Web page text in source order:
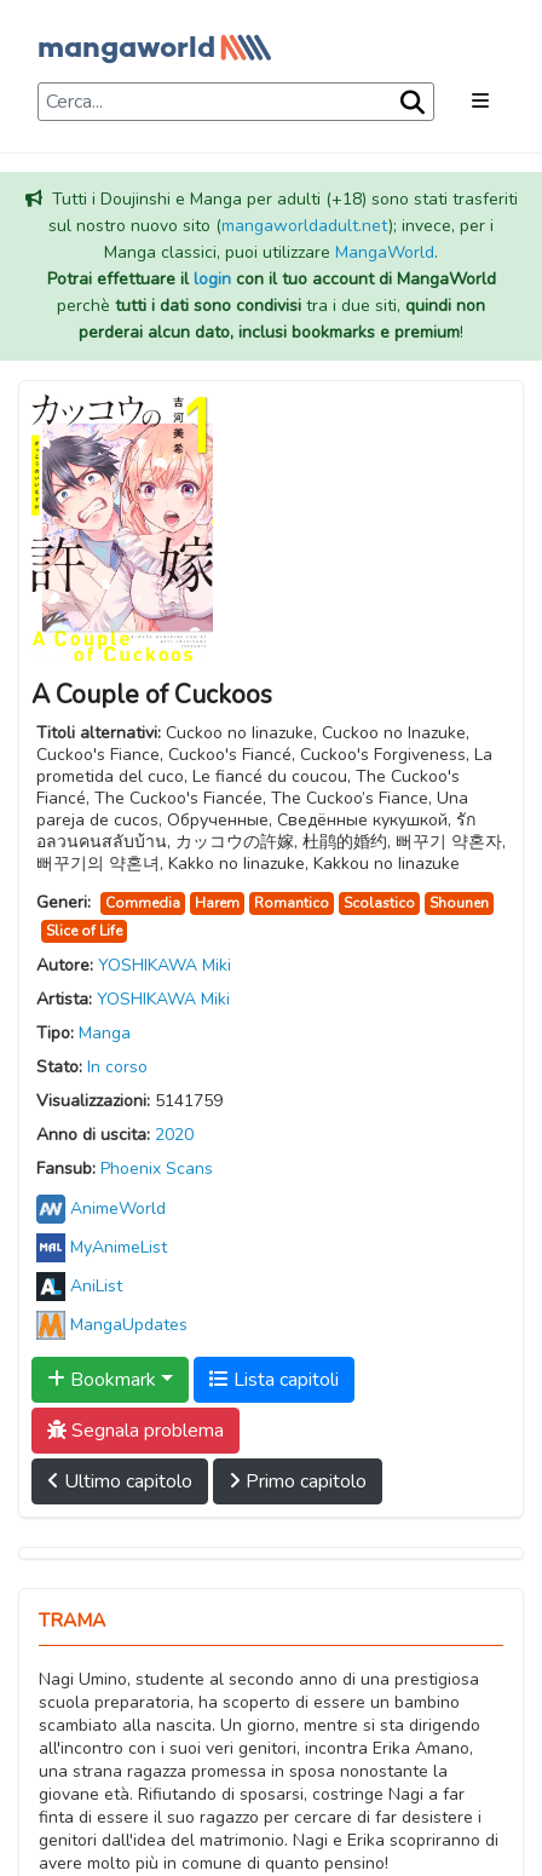
Tutti i Doujinshi e Manga per adulti (+18) sono stati trasferiti
sul nostro nuovo sito (mangaworldadult.net); invece, per i
Manga classici, puoi utilizzare MangaWorld.
Potrai effettuare illogincon il tuo account di MangaWorld
perchè tutti i dati sono condivisi tra i due siti, quindi non
perderai alcun dato, inclusi bookmarks e premium!
A Couple of Cuckoos
Titoli alternativi: Cuckoo no Iinazuke, Cuckoo no Inazuke,
Cuckoo's Fiance, Cuckoo's Fiancé, Cuckoo's Forgiveness, La
prometida del cuco, Le fiancé du coucou, The Cuckoo's
Fiancé, The Cuckoo's Fiancée, The Cuckoo’s Fiance, Una
pareja de cucos, Обрученные, Сведённые кукушкой, รัก
อลวนคนสลับบ้าน, カッコウの許嫁, 杜鹃的婚约, 뻐꾸기 약혼자,
뻐꾸기의 약혼녀, Kakko no Iinazuke, Kakkou no Iinazuke
Generi:
Commedia Harem Romantico Scolastico
Shounen
Slice of Life
Autore: YOSHIKAWA Miki
Artista: YOSHIKAWA Miki
Tipo: Manga
Stato: In corso
Visualizzazioni: 5141759
Anno di uscita: 2020
Fansub: Phoenix Scans
AnimeWorld
MyAnimeList
AniList
MangaUpdates
Bookmark
Lista capitoli
Segnala problema
Ultimo capitolo
Primo capitolo
TRAMA
Nagi Umino, studente al secondo anno di una prestigiosa
scuola preparatoria, ha scoperto di essere un bambino
scambiato alla nascita. Un giorno, mentre si sta dirigendo
all'incontro con i suoi veri genitori, incontra Erika Amano,
una strana ragazza promessa in sposa nonostante la
giovane età. Rifiutando di sposarsi, costringe Nagi a far
finta di essere il suo ragazzo per cercare di far desistere i
genitori dall'idea del matrimonio. Nagi e Erika scopriranno di
avere molto più in comune di quanto pensino!